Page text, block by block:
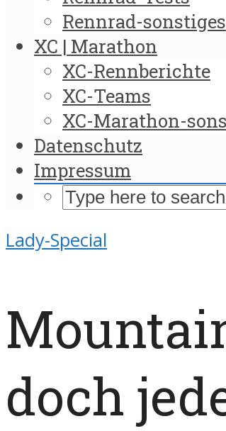
Rennrad-sonstiges
XC | Marathon
XC-Rennberichte
XC-Teams
XC-Marathon-
Datenschutz
Impressum
Lady-Special
doch